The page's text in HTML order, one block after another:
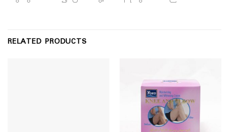
RELATED PRODUCTS